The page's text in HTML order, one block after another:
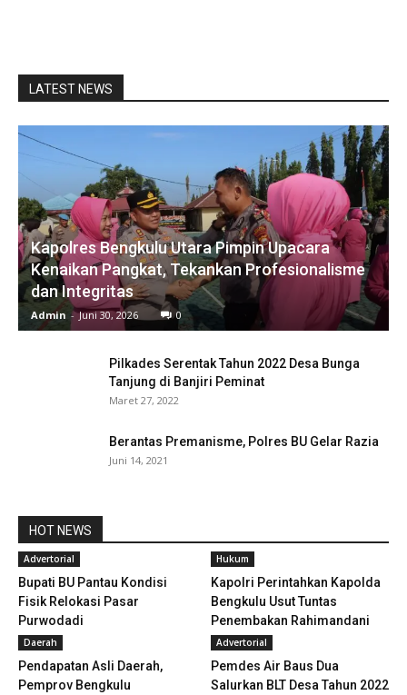
LATEST NEWS
Kapolres Bengkulu Utara Pimpin Upacara
Kenaikan Pangkat, Tekankan Profesionalisme
dan Integritas
Admin - Juni 30, 2026 0
Pilkades Serentak Tahun 2022 Desa Bunga
Tanjung di Banjiri Peminat
Maret 27, 2022
Berantas Premanisme, Polres BU Gelar Razia
Juni 14, 2021
HOT NEWS
Advertorial
Bupati BU Pantau Kondisi
Fisik Relokasi Pasar
Purwodadi
Hukum
Kapolri Perintahkan Kapolda
Bengkulu Usut Tuntas
Penembakan Rahimandani
Daerah
Pendapatan Asli Daerah,
Pemprov Bengkulu
Advertorial
Pemdes Air Baus Dua
Salurkan BLT Desa Tahun 2022